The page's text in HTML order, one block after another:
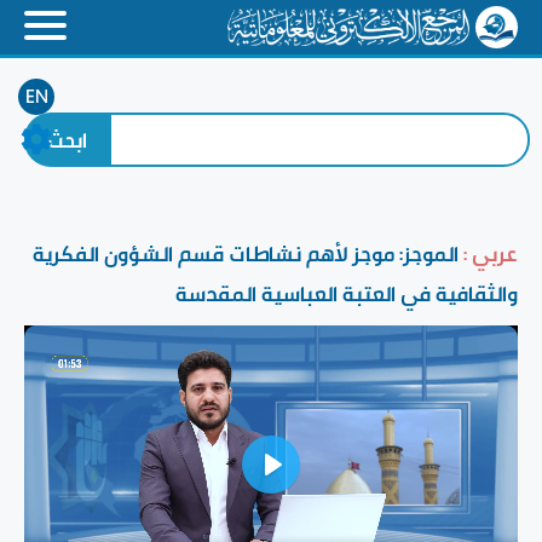
EN
عربي :الموجز: موجز لأهم نشاطات قسم الشؤون الفكرية
والثقافية في العتبة العباسية المقدسة
Play